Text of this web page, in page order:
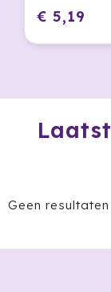
Sportlife
Stilolinea
SuitSuit
€ 5,19
Geen